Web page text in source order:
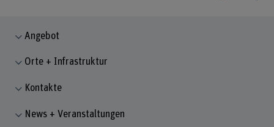
Angebot
Orte + Infrastruktur
Kontakte
News + Veranstaltungen